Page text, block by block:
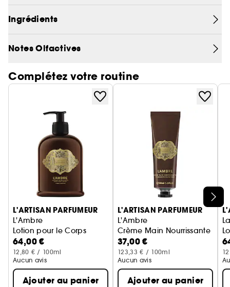
veloutée, séduisante. Dans l’air flotte un parfum
de fleurs et de mystère, accompagné des
derniers papillons de la journée.
Ingrédients
Notes Olfactives
Complétez votre routine
Ignorer le carrousel produits
L'ARTISAN PARFUMEUR
L'Ambre
Lotion pour le Corps
64,00 €
12,80 € / 100ml
Aucun avis
Ajouter au panier
L'ARTISAN PARFUMEUR
L'Ambre
Crème Main Nourrissante
37,00 €
123,33 € / 100ml
Aucun avis
Ajouter au panier